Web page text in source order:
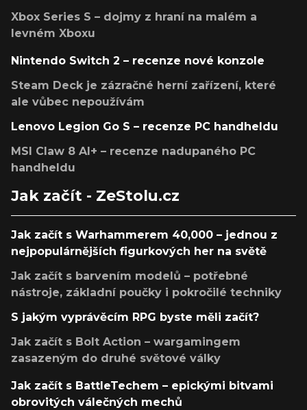
Xbox Series S – dojmy z hraní na malém a
levném Xboxu
Nintendo Switch 2 – recenze nové konzole
Steam Deck je zázračné herní zařízení, které
ale vůbec nepoužívám
Lenovo Legion Go S – recenze PC handheldu
MSI Claw 8 AI+ – recenze nadupaného PC
handheldu
Jak začít - ZeStolu.cz
Jak začít s Warhammerem 40,000 – jednou z
nejpopulárnějších figurkových her na světě
Jak začít s barvením modelů – potřebné
nástroje, základní poučky i pokročilé techniky
S jakým vyprávěcím RPG byste měli začít?
Jak začít s Bolt Action – wargamingem
zasazeným do druhé světové války
Jak začít s BattleTechem – epickými bitvami
obrovitých válečných mechů